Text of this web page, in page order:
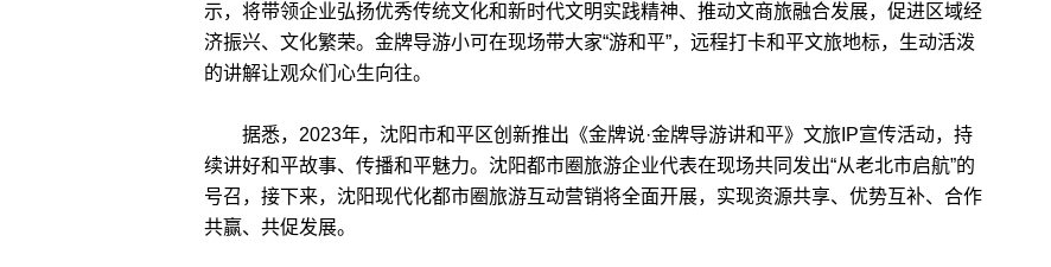
示，将带领企业弘扬优秀传统文化和新时代文明实践精神、推动文商旅融合发展，促进区域经
济振兴、文化繁荣。金牌导游小可在现场带大家“游和平”，远程打卡和平文旅地标，生动活泼
的讲解让观众们心生向往。
据悉，2023年，沈阳市和平区创新推出《金牌说·金牌导游讲和平》文旅IP宣传活动，持
续讲好和平故事、传播和平魅力。沈阳都市圈旅游企业代表在现场共同发出“从老北市启航”的
号召，接下来，沈阳现代化都市圈旅游互动营销将全面开展，实现资源共享、优势互补、合作
共赢、共促发展。